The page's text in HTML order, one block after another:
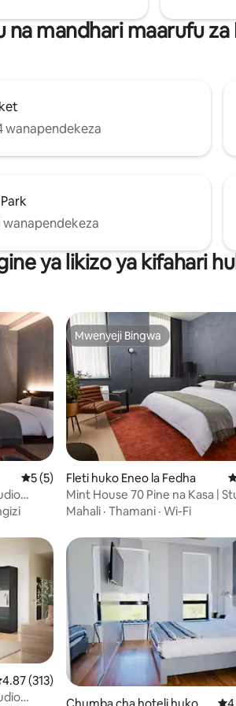
na mandhari maarufu
wanapendekeza
wanapendekeza
ya likizo ya kifahari
248Ukadiriaji wa wastani wa 5 kati ya 5,
5 (5)
Mwenyeji Bingwa
Mwenyeji Bingwa
Fleti huko Eneo la Fedha
Mint House 70 Pine na Kasa |
Kifahari ya King
Mahali · Thamani · Wi-Fi
wa wastani wa 4.87 kati ya 5,
4.87 (313)